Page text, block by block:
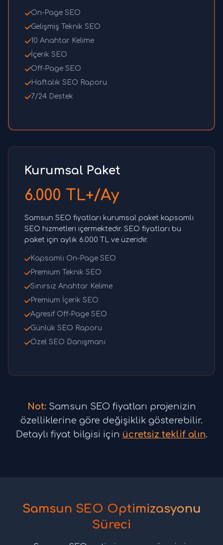
On-Page SEO
Gelişmiş Teknik SEO
10 Anahtar Kelime
İçerik SEO
Off-Page SEO
Haftalık SEO Raporu
7/24 Destek
Kurumsal Paket
6.000 TL+/Ay
Samsun SEO fiyatları kurumsal paket kapsamlı
SEO hizmetleri içermektedir. SEO fiyatları bu
paket için aylık 6.000 TL ve üzeridir.
Kapsamlı On-Page SEO
Premium Teknik SEO
Sınırsız Anahtar Kelime
Premium İçerik SEO
Agresif Off-Page SEO
Günlük SEO Raporu
Özel SEO Danışmanı
Not:Samsun SEO fiyatları projenizin
özelliklerine göre değişiklik gösterebilir.
Detaylı fiyat bilgisi için ücretsiz teklif alın.
Samsun SEO Optimizasyonu
Süreci